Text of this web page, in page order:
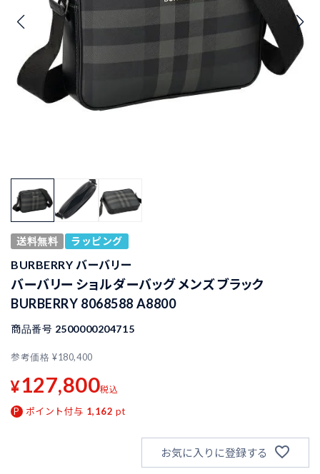
送料無料 ラッピング
BURBERRY バーバリー
バーバリー ショルダーバッグ メンズ ブラック
BURBERRY 8068588 A8800
商品番号 2500000204715
参考価格 ¥180,400
¥127,800税込
ポイント付与 1,162 pt
お気に入りに登録する